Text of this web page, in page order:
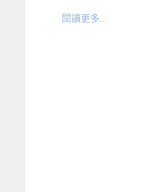
閱讀更多...